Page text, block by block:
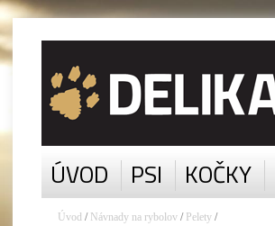
ÚVOD PSI KOČKY
Úvod / Návnady na rybolov/ Pelety /